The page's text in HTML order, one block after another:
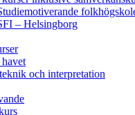
– Helsingborg
och interpretation